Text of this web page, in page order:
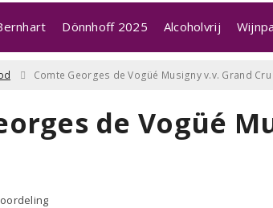
Dönnhoff 2025 Alcoholvrij
Comte Georges de Vogüé Musigny v.v. Grand Cru
de Vogüé